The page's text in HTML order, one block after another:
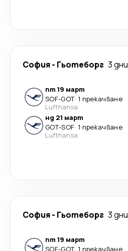
София- Гьотеборг 3 дни
пт 19 март
SOF-GOT· 1 прекачване
Lufthansa
нд 21 март
GOT-SOF· 1 прекачване
Lufthansa
София- Гьотеборг 3 дни
пт 19 март
SOF-GOT· 1 прекачване